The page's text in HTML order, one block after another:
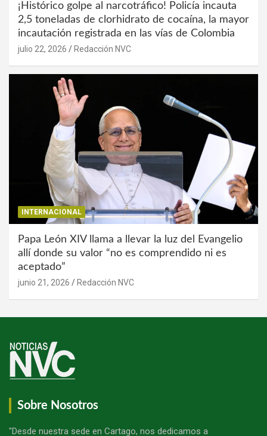
¡Histórico golpe al narcotráfico! Policía incauta
2,5 toneladas de clorhidrato de cocaína, la mayor
incautación registrada en las vías de Colombia
julio 22, 2026 Redacción NVC
INTERNACIONAL
Papa León XIV llama a llevar la luz del Evangelio
allí donde su valor “no es comprendido ni es
aceptado”
junio 21, 2026 Redacción NVC
Sobre Nosotros
"Desde nuestra sede en Cartago, nos dedicamos a